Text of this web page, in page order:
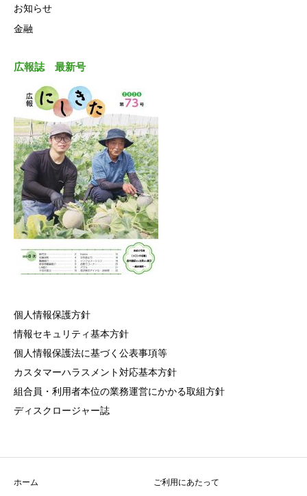
お知らせ
金融
広報誌 最新号
個人情報保護方針
情報セキュリティ基本方針
個人情報保護法に基づく公表事項等
カスタマーハラスメント対応基本方針
組合員・利用者本位の業務運営にかかる取組方針
ディスクロージャー誌
ホーム ご利用にあたって